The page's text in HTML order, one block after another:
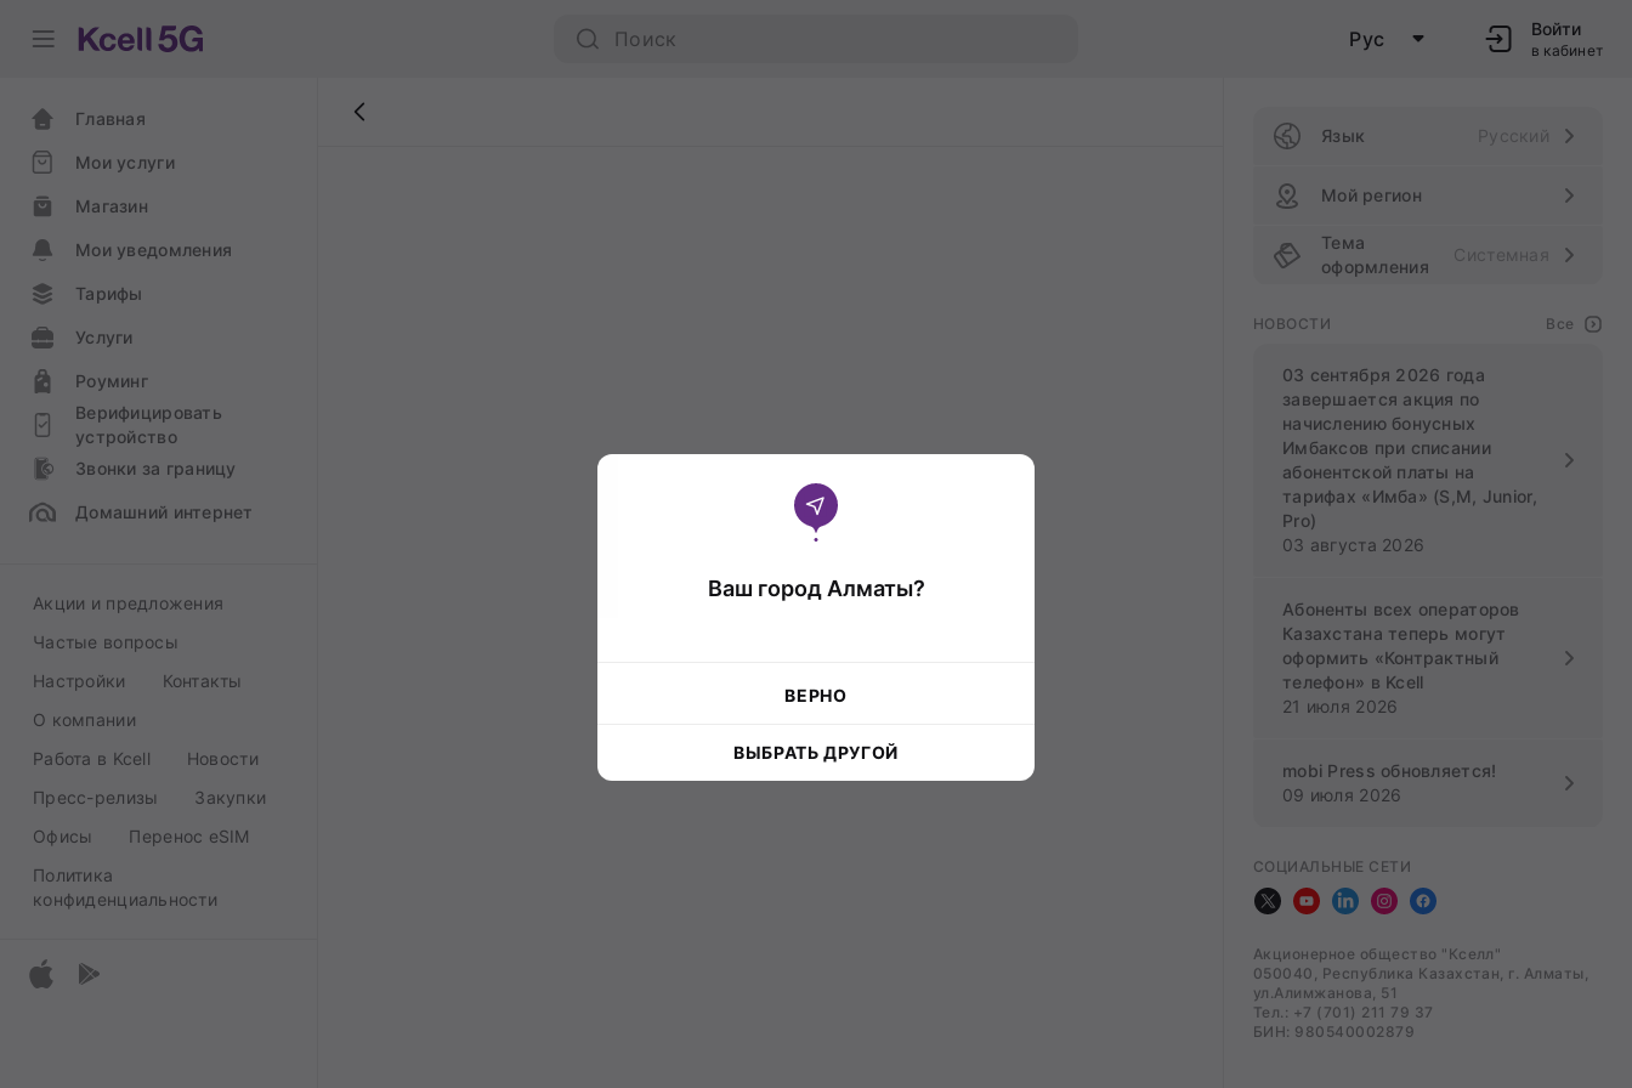
Рус Войти
в кабинет
Главная
Мои услуги
Магазин
Мои уведомления
Тарифы
Услуги
Роуминг
Верифицировать
устройство
Звонки за границу
Домашний интернет
Акции и предложения
Частые вопросы
Настройки
Контакты
О компании
Работа в Kcell
Новости
Пресс-релизы
Закупки
Офисы
Перенос eSIM
Политика
конфиденциальности
Язык Русский
Мой регион
Тема
оформления
Системная
НОВОСТИ Все
03 сентября 2026 года
завершается акция по
начислению бонусных
Имбаксов при списании
абонентской платы на
тарифах «Имба» (S,M, Junior,
Pro)
03 августа 2026
Абоненты всех операторов
Казахстана теперь могут
оформить «Контрактный
телефон» в Kcell
21 июля 2026
mobi Press обновляется!
09 июля 2026
СОЦИАЛЬНЫЕ СЕТИ
Акционерное общество "Кселл"
050040, Республика Казахстан, г. Алматы,
ул.Алимжанова, 51
Тел.: +7 (701) 211 79 37
БИН: 980540002879
Ваш город Алматы?
ВЕРНО
ВЫБРАТЬ ДРУГОЙ